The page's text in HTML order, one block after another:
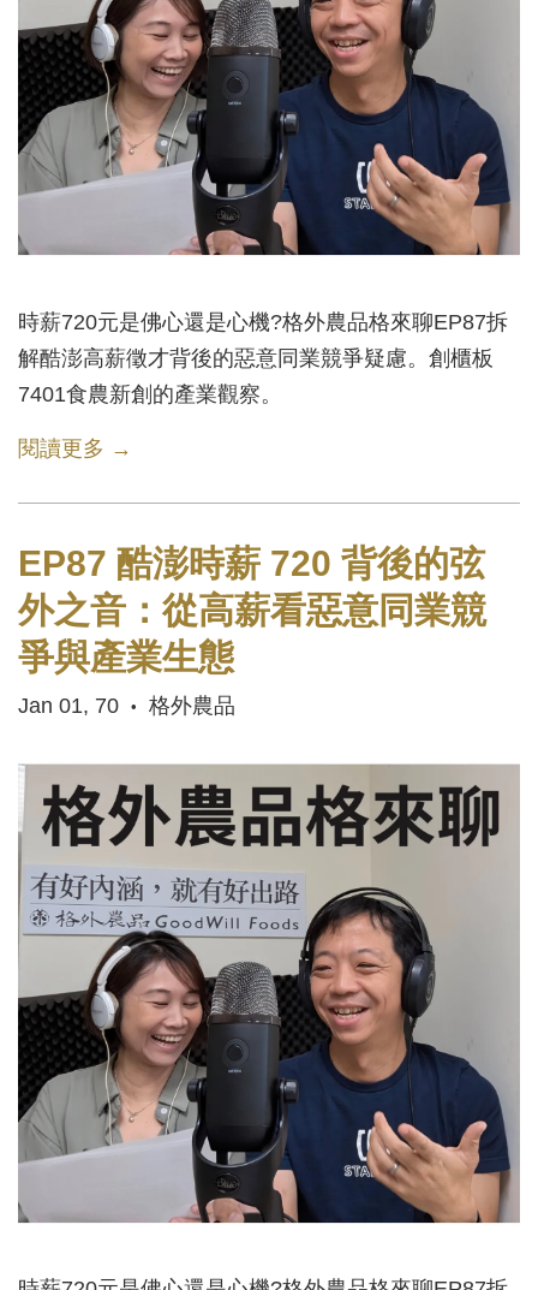
時薪720元是佛心還是心機?格外農品格來聊EP87拆
解酷澎高薪徵才背後的惡意同業競爭疑慮。創櫃板
7401食農新創的產業觀察。
閱讀更多 →
EP87 酷澎時薪 720 背後的弦
外之音：從高薪看惡意同業競
爭與產業生態
Jan 01, 70 • 格外農品